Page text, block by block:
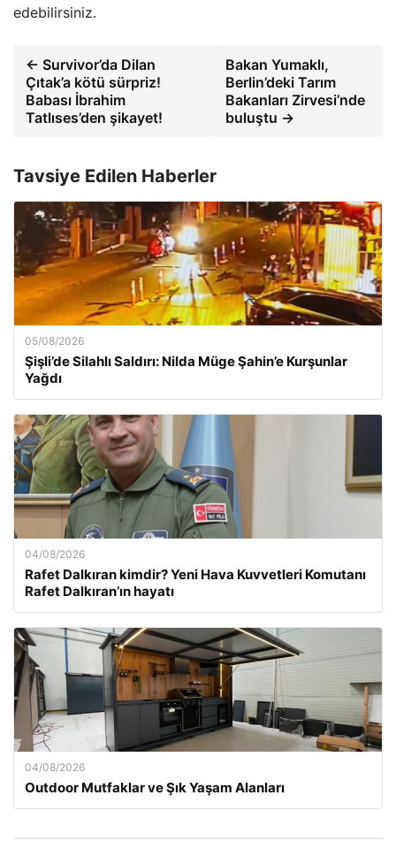
edebilirsiniz.
← Survivor’da Dilan
Çıtak’a kötü sürpriz!
Babası İbrahim
Tatlıses’den şikayet!
Bakan Yumaklı,
Berlin’deki Tarım
Bakanları Zirvesi’nde
buluştu →
Tavsiye Edilen Haberler
05/08/2026
Şişli’de Silahlı Saldırı: Nilda Müge Şahin’e Kurşunlar
Yağdı
04/08/2026
Rafet Dalkıran kimdir? Yeni Hava Kuvvetleri Komutanı
Rafet Dalkıran’ın hayatı
04/08/2026
Outdoor Mutfaklar ve Şık Yaşam Alanları